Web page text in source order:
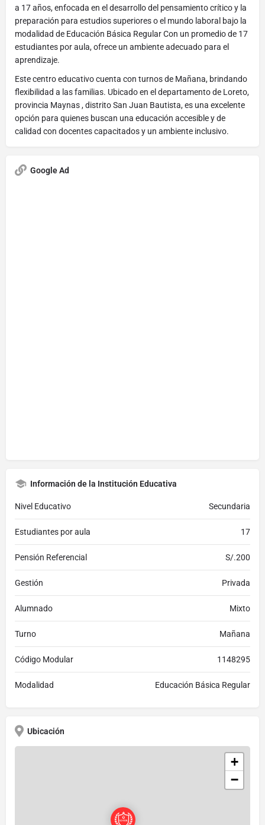
a 17 años, enfocada en el desarrollo del pensamiento crítico y la
preparación para estudios superiores o el mundo laboral bajo la
modalidad de Educación Básica Regular Con un promedio de 17
estudiantes por aula, ofrece un ambiente adecuado para el
aprendizaje.
Este centro educativo cuenta con turnos de Mañana, brindando
flexibilidad a las familias. Ubicado en el departamento de Loreto,
provincia Maynas , distrito San Juan Bautista, es una excelente
opción para quienes buscan una educación accesible y de
calidad con docentes capacitados y un ambiente inclusivo.
Google Ad
Información de la Institución Educativa
Nivel Educativo Secundaria
Estudiantes por aula 17
Pensión Referencial S/.200
Gestión Privada
Alumnado Mixto
Turno Mañana
Código Modular 1148295
Modalidad Educación Básica Regular
Ubicación
+
−